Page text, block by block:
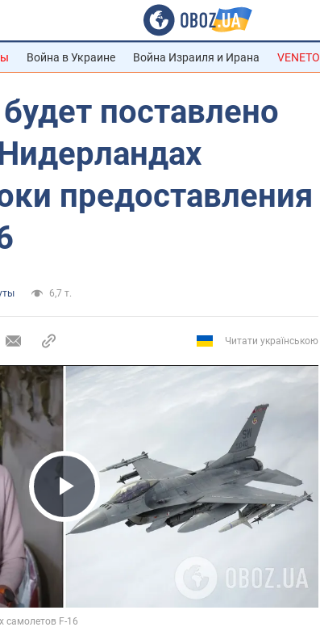
Война в Украине Война Израиля и Ирана VENETO
поставлено
предоставления
6,7 т.
Читати українською
Play Video